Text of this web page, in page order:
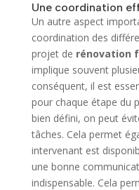
Une coordination
Un autre aspect
coordination des
projet de rénovation
implique souvent
conséquent, il est
pour chaque étape du
bien défini, on peut
tâches. Cela permet
intervenant est
une bonne
indispensable. Cela